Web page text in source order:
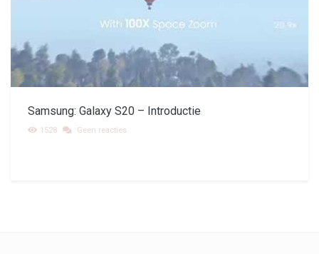
Samsung: Galaxy S20 – Introductie
1528 Geen reacties